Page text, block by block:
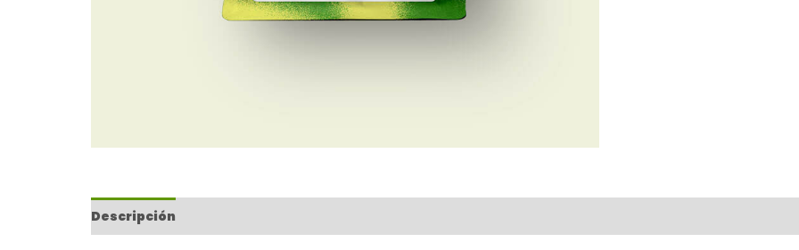
Descripción